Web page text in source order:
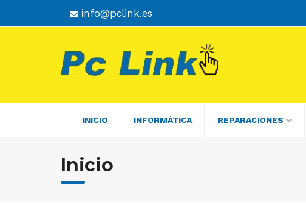
info@pclink.es
INICIO INFORMÁTICA REPARACIONES
Inicio